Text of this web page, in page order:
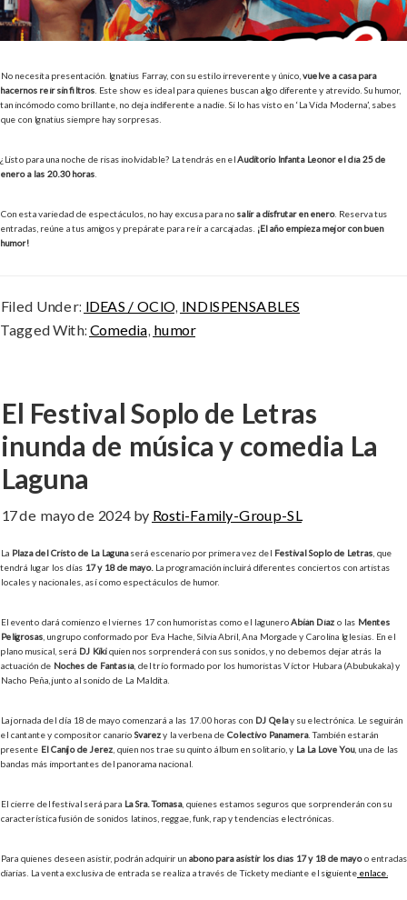
No necesita presentación. Ignatius Farray, con su estilo irreverente y único, vuelve a casa para
hacernos reír sin filtros . Este show es ideal para quienes buscan algo diferente y atrevido. Su humor,
tan incómodo como brillante, no deja indiferente a nadie. Si lo has visto en ‘La Vida Moderna’, sabes
que con Ignatius siempre hay sorpresas.
¿Listo para una noche de risas inolvidable? La tendrás en elAuditorio Infanta Leonor el día 25 de
enero a las 20.30 horas
Con esta variedad de espectáculos, no hay excusa para no salir a disfrutar en enero. Reserva tus
entradas, reúne a tus amigos y prepárate para reír a carcajadas. ¡El año empieza mejor con buen
humor!
Filed Under: IDEAS / OCIO, INDISPENSABLES
Tagged With: Comedia humor
El Festival Soplo de Letras
inunda de música y comedia La
Laguna
17 de mayo de 2024by Rosti-Family-Group-SL
La Plaza del Cristo de La Lagunaserá escenario por primera vez del Festival Soplo de Letras , que
tendrá lugar los días 17 y 18 de mayo. La programación incluirá diferentes conciertos con artistas
locales y nacionales, así como espectáculos de humor.
El evento dará comienzo el viernes 17 con humoristas como el laguneroAbián Díaz o las Mentes
Peligrosas , un grupo conformado por Eva Hache, Silvia Abril, Ana Morgade y Carolina Iglesias. En el
plano musical, será DJ Kikiquien nos sorprenderá con sus sonidos, y no debemos dejar atrás la
actuación de Noches de Fantasía, del trío formado por los humoristas Víctor Hubara (Abubukaka) y
Nacho Peña, junto al sonido de La Maldita.
La jornada del día 18 de mayo comenzará a las 17.00 horas con DJ Qelay su electrónica. Le seguirán
el cantante y compositor canario Svarezy la verbena de Colectivo Panamera. También estarán
presente El Canijo de Jerez , quien nos trae su quinto álbum en solitario, y La La Love You, una de las
bandas más importantes del panorama nacional.
El cierre del festival será para La Sra. Tomasa, quienes estamos seguros que sorprenderán con su
característica fusión de sonidos latinos, reggae, funk, rap y tendencias electrónicas.
Para quienes deseen asistir, podrán adquirir un abono para asistir los días 17 y 18 de mayoo entradas
diarias. La venta exclusiva de entrada se realiza a través de Tickety mediante el siguiente enlace.